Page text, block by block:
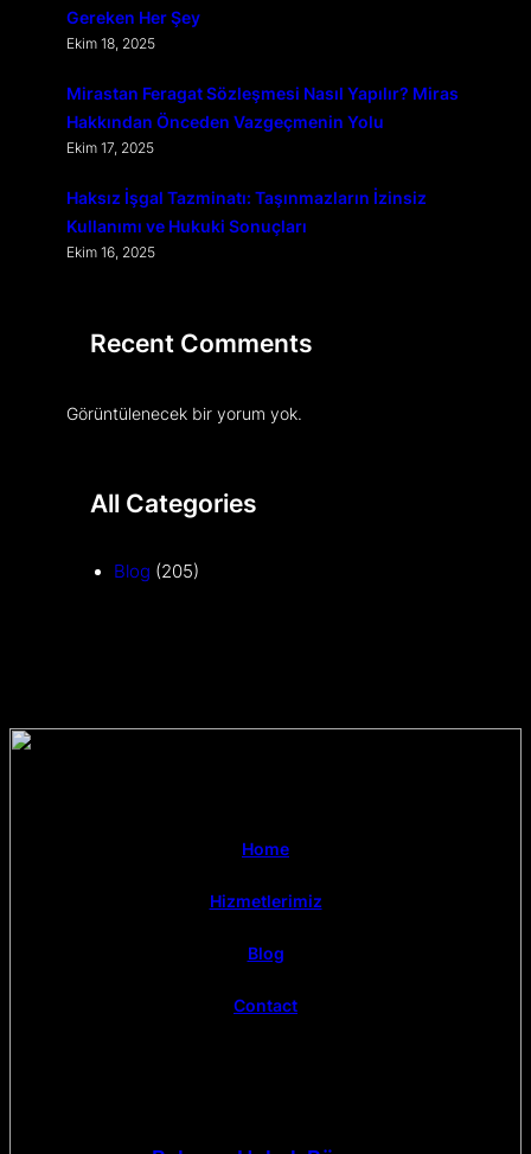
Gereken Her Şey
Ekim 18, 2025
Mirastan Feragat Sözleşmesi Nasıl Yapılır? Miras
Hakkından Önceden Vazgeçmenin Yolu
Ekim 17, 2025
Haksız İşgal Tazminatı: Taşınmazların İzinsiz
Kullanımı ve Hukuki Sonuçları
Ekim 16, 2025
Recent Comments
Görüntülenecek bir yorum yok.
All Categories
Blog (205)
Home
Hizmetlerimiz
Blog
Contact